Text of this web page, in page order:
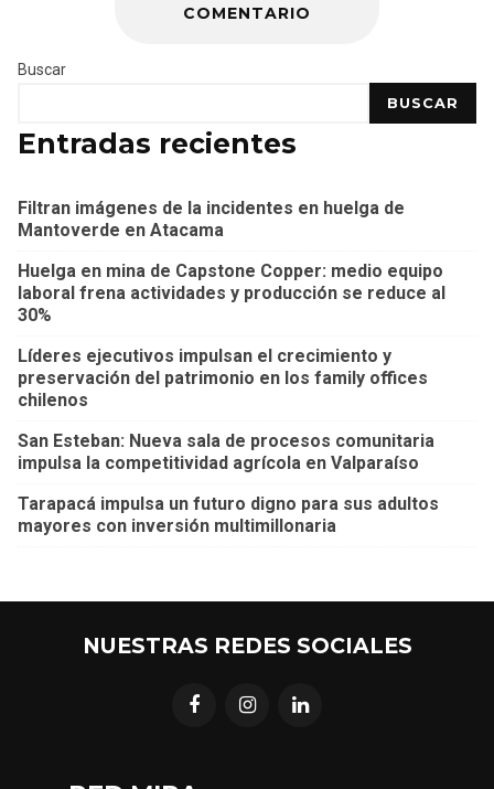
COMENTARIO
Buscar
BUSCAR
Entradas recientes
Filtran imágenes de la incidentes en huelga de
Mantoverde en Atacama
Huelga en mina de Capstone Copper: medio equipo
laboral frena actividades y producción se reduce al
30%
Líderes ejecutivos impulsan el crecimiento y
preservación del patrimonio en los family offices
chilenos
San Esteban: Nueva sala de procesos comunitaria
impulsa la competitividad agrícola en Valparaíso
Tarapacá impulsa un futuro digno para sus adultos
mayores con inversión multimillonaria
NUESTRAS REDES SOCIALES